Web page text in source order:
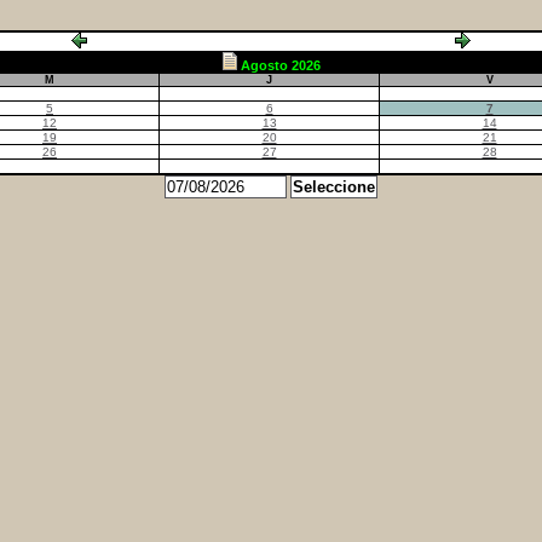
Agosto 2026
M J V
5 6 7
12 13 14
19 20 21
26 27 28